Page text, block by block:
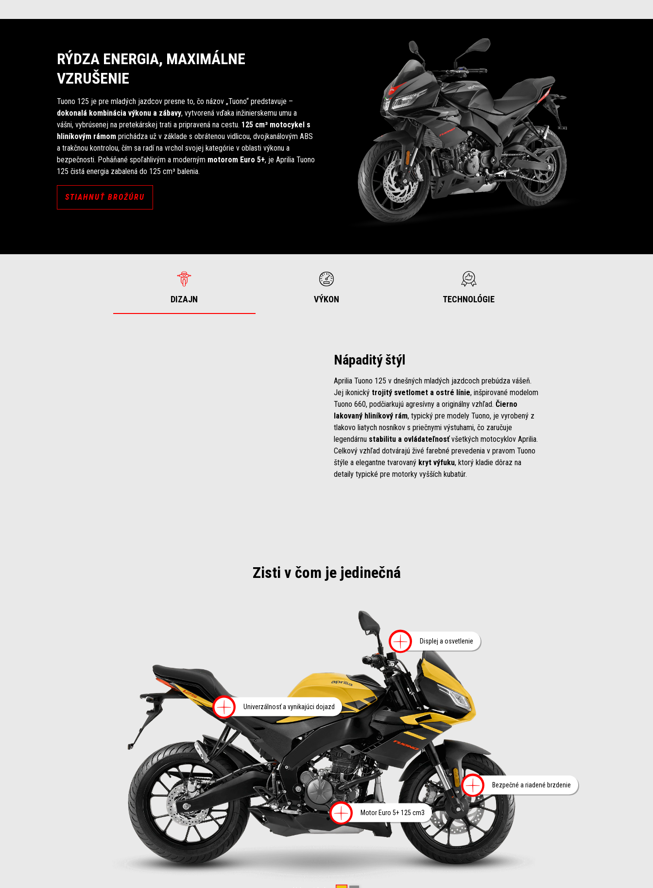
RÝDZA ENERGIA, MAXIMÁLNE
VZRUŠENIE
Tuono 125 je pre mladých jazdcov presne to, čo názov „Tuono“ predstavuje –
dokonalá kombinácia výkonu a zábavy, vytvorená vďaka inžinierskemu umu a
vášni, vybrúsenej na pretekárskej trati a pripravená na cestu. 125 cm³ motocykel s
hliníkovým rámom prichádza už v základe s obrátenou vidlicou, dvojkanálovým ABS
a trakčnou kontrolou, čím sa radí na vrchol svojej kategórie v oblasti výkonu a
bezpečnosti. Poháňané spoľahlivým a moderným motorom Euro 5+, je Aprilia Tuono
125 čistá energia zabalená do 125 cm³ balenia.
STIAHNUŤ BROŽÚRU
DIZAJN VÝKON TECHNOLÓGIE
Nápaditý štýl
Aprilia Tuono 125 v dnešných mladých jazdcoch prebúdza vášeň.
Jej ikonický trojitý svetlomet a ostré línie, inšpirované modelom
Tuono 660, podčiarkujú agresívny a originálny vzhľad. Čierno
lakovaný hliníkový rám, typický pre modely Tuono, je vyrobený z
tlakovo liatych nosníkov s priečnymi výstuhami, čo zaručuje
legendárnu stabilitu a ovládateľnosťvšetkých motocyklov Aprilia.
Celkový vzhľad dotvárajú živé farebné prevedenia v pravom Tuono
štýle a elegantne tvarovaný kryt výfuku, ktorý kladie dôraz na
detaily typické pre motorky vyšších kubatúr.
Zisti v čom je jedinečná
Viac informácií o
Motor Euro 5+ 125 cm3
Viac informácií o
Bezpečné a riadené brzdenie
Viac informácií o
Displej a osvetlenie
Viac informácií o
Univerzálnosť a vynikajúci dojazd